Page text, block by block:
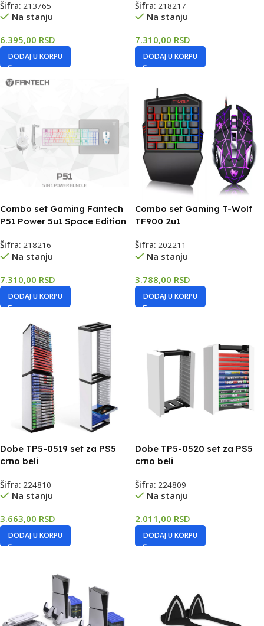
Šifra: 213765
Na stanju
6.395,00 RSD
DODAJ U KORPU
Šifra: 218217
Na stanju
7.310,00 RSD
DODAJ U KORPU
Combo set Gaming Fantech
P51 Power 5u1 Space Edition
Šifra: 218216
Na stanju
7.310,00 RSD
DODAJ U KORPU
Combo set Gaming T-Wolf
TF900 2u1
Šifra: 202211
Na stanju
3.788,00 RSD
DODAJ U KORPU
Dobe TP5-0519 set za PS5
crno beli
Šifra: 224810
Na stanju
3.663,00 RSD
DODAJ U KORPU
Dobe TP5-0520 set za PS5
crno beli
Šifra: 224809
Na stanju
2.011,00 RSD
DODAJ U KORPU